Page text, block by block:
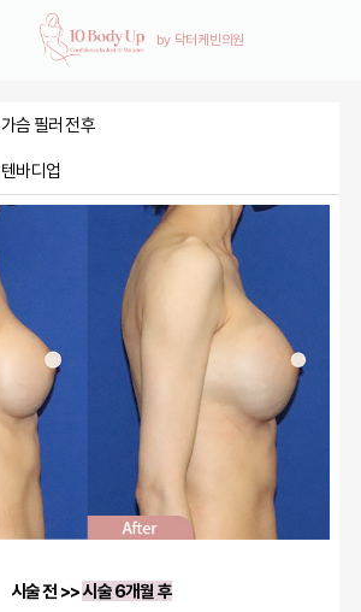
가슴 필러 전후
텐바디업
시술 전 >> 시술 6개월 후